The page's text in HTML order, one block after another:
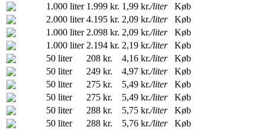
1.000 liter 1.999 kr. 1,99 kr./liter
Køb
2.000 liter 4.195 kr. 2,09 kr./liter
Køb
1.000 liter 2.098 kr. 2,09 kr./liter
Køb
1.000 liter 2.194 kr. 2,19 kr./liter
Køb
50 liter
208 kr. 4,16 kr./liter
Køb
50 liter
249 kr. 4,97 kr./liter
Køb
50 liter
275 kr. 5,49 kr./liter
Køb
50 liter
275 kr. 5,49 kr./liter
Køb
50 liter
288 kr. 5,75 kr./liter
Køb
50 liter
288 kr. 5,76 kr./liter
Køb